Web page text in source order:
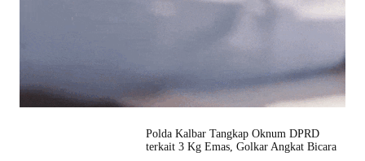
Polda Kalbar Tangkap Oknum DPRD
terkait 3 Kg Emas, Golkar Angkat Bicara